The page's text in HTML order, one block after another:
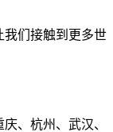
我们接触到更多世
、杭州、武汉、